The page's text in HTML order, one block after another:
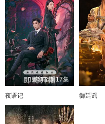
更新至第17集
夜语记 御廷谣